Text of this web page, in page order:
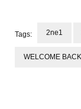
Tags: 2ne1
WELCOME BACK